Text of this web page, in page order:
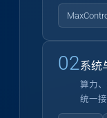
02系统
算力
统一